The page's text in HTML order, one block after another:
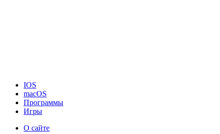
IOS
macOS
Программы
Игры
О сайте